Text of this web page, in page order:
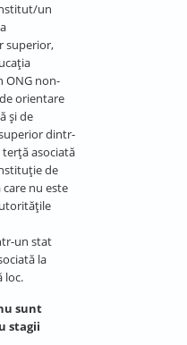
un
superior,
ONG non-
orientare
și de
dintr-
asociată
de
nu este
un stat
la
loc.
sunt
stagii